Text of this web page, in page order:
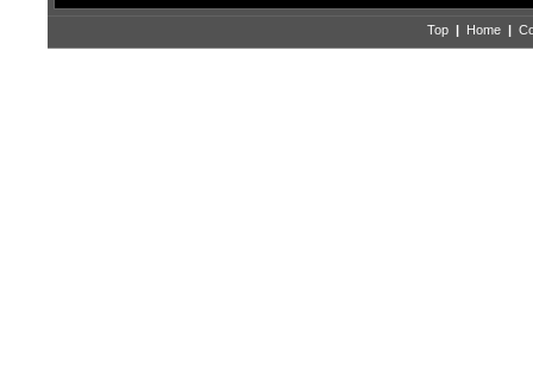
Top | Home |